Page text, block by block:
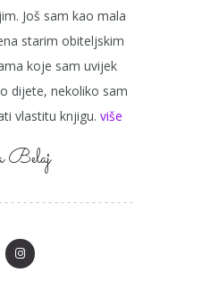
Još sam kao mala
starim obiteljskim
koje sam uvijek
dijete, nekoliko sam
vlastitu knjigu. više
Belaj